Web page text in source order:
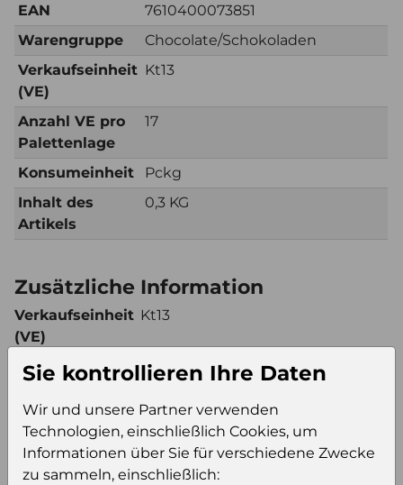
EAN
7610400073851
Warengruppe
Chocolate/Schokoladen
Verkaufseinheit
(VE)
Kt13
Anzahl VE pro
Palettenlage
17
Konsumeinheit
Pckg
Inhalt des
Artikels
0,3 KG
Zusätzliche Information
Verkaufseinheit
(VE)
Kt13
Verkaufseinheit
pro Palette
153
Konsumeinheit Pckg
Stückzahl pro
Palette
1989
Sie kontrollieren Ihre Daten
Wir und unsere Partner verwenden
Technologien, einschließlich Cookies, um
Informationen über Sie für verschiedene Zwecke
zu sammeln, einschließlich: